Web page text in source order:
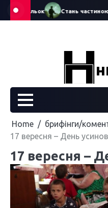
Skip
ляльок Стань частиною
Home
брифінги/
17 вересня – День
17 вересня –